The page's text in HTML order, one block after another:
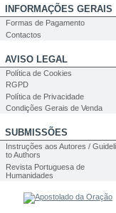
INFORMAÇÕES GERAIS
Formas de Pagamento
Contactos
AVISO LEGAL
Política de Cookies
RGPD
Política de Privacidade
Condições Gerais de Venda
SUBMISSÕES
Instruções aos Autores /
to Authors
Revista Portuguesa de
Humanidades